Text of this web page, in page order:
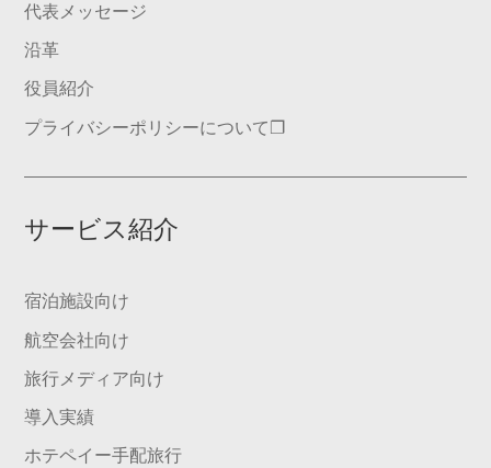
代表メッセージ
沿革
役員紹介
プライバシーポリシーについて❐
サービス紹介
宿泊施設向け
航空会社向け
旅行メディア向け
導入実績
ホテペイー手配旅行